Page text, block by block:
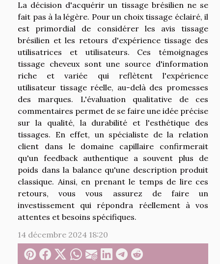
La décision d'acquérir un tissage brésilien ne se
fait pas à la légère. Pour un choix tissage éclairé, il
est primordial de considérer les avis tissage
brésilien et les retours d'expérience tissage des
utilisatrices et utilisateurs. Ces témoignages
tissage cheveux sont une source d'information
riche et variée qui reflètent l'expérience
utilisateur tissage réelle, au-delà des promesses
des marques. L'évaluation qualitative de ces
commentaires permet de se faire une idée précise
sur la qualité, la durabilité et l'esthétique des
tissages. En effet, un spécialiste de la relation
client dans le domaine capillaire confirmerait
qu'un feedback authentique a souvent plus de
poids dans la balance qu'une description produit
classique. Ainsi, en prenant le temps de lire ces
retours, vous vous assurez de faire un
investissement qui répondra réellement à vos
attentes et besoins spécifiques.
14 décembre 2024 18:20